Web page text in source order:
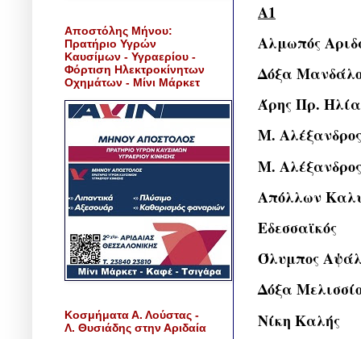
Α1
Αλμωπός
Δόξα
Άρης Πρ. Ηλία
Μ.
Μ.
Απόλλων
Εδεσσαϊκός
Όλυμπος
Δόξα
Νίκη Καλής
Αποστόλης Μήνου:
Πρατήριο Υγρών
Καυσίμων - Υγραερίου -
Φόρτιση Ηλεκτροκίνητων
Οχημάτων - Μίνι Μάρκετ
Κοσμήματα Α. Λούστας -
Λ. Θυσιάδης στην Αριδαία